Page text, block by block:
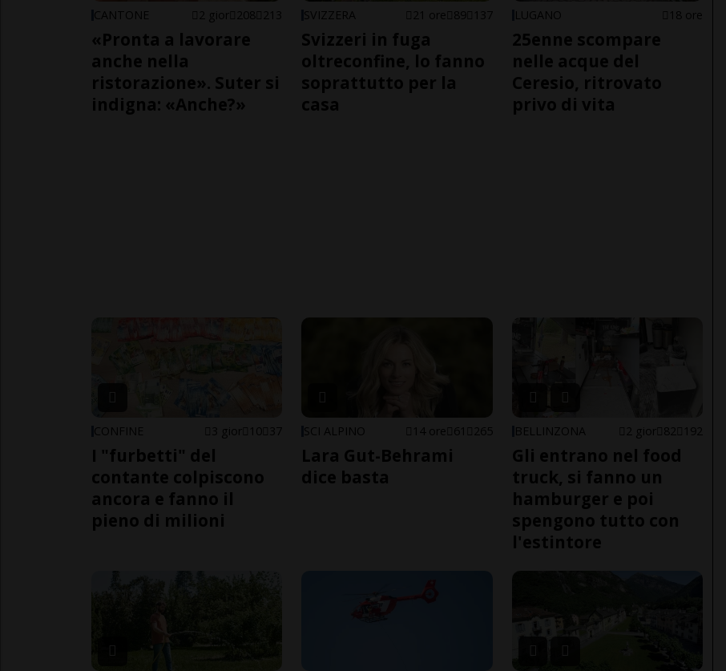
CANTONE 2 gior 208 213
«Pronta a lavorare
anche nella
ristorazione». Suter si
indigna: «Anche?»
SVIZZERA 21 ore 89 137
Svizzeri in fuga
oltreconfine, lo fanno
soprattutto per la
casa
LUGANO 18 ore
25enne scompare
nelle acque del
Ceresio, ritrovato
privo di vita
CONFINE 3 gior 10 37
I "furbetti" del
contante colpiscono
ancora e fanno il
pieno di milioni
SCI ALPINO 14 ore 61 265
Lara Gut-Behrami
dice basta
BELLINZONA 2 gior 82 192
Gli entrano nel food
truck, si fanno un
hamburger e poi
spengono tutto con
l'estintore